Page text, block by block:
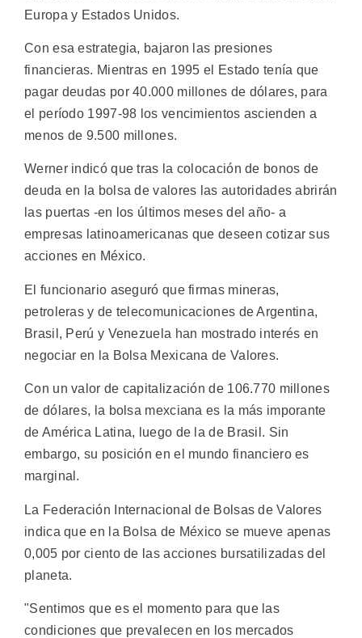
Europa y Estados Unidos.
Con esa estrategia, bajaron las presiones
financieras. Mientras en 1995 el Estado tenía que
pagar deudas por 40.000 millones de dólares, para
el período 1997-98 los vencimientos ascienden a
menos de 9.500 millones.
Werner indicó que tras la colocación de bonos de
deuda en la bolsa de valores las autoridades abrirán
las puertas -en los últimos meses del año- a
empresas latinoamericanas que deseen cotizar sus
acciones en México.
El funcionario aseguró que firmas mineras,
petroleras y de telecomunicaciones de Argentina,
Brasil, Perú y Venezuela han mostrado interés en
negociar en la Bolsa Mexicana de Valores.
Con un valor de capitalización de 106.770 millones
de dólares, la bolsa mexciana es la más imporante
de América Latina, luego de la de Brasil. Sin
embargo, su posición en el mundo financiero es
marginal.
La Federación Internacional de Bolsas de Valores
indica que en la Bolsa de México se mueve apenas
0,005 por ciento de las acciones bursatilizadas del
planeta.
"Sentimos que es el momento para que las
condiciones que prevalecen en los mercados